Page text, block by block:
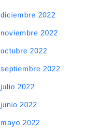
diciembre 2022
noviembre 2022
octubre 2022
septiembre 2022
julio 2022
junio 2022
mayo 2022